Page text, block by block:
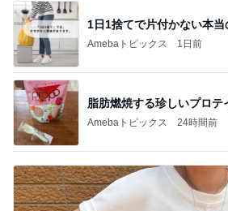
1日1捨てで片付かない本当
Amebaトピックス 1日前
脂肪燃焼する珍しいプロテ
Amebaトピックス 24時間前